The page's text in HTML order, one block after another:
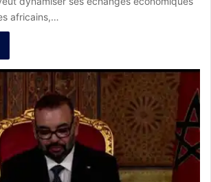
africains,…